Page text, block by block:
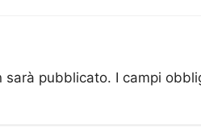
sarà pubblicato. I campi